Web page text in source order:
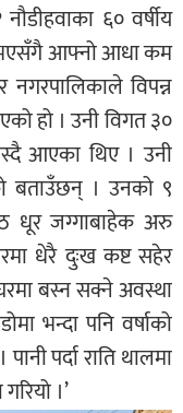
६० वर्षीय
भएसँगै आफ्नो आधा कम
विपन्न
हो । उनी विगत ३०
आएका थिए । उनी
। उनको ९
धूर जग्गाबाहेक अरु
धेरै दुःख कष्ट सहेर
बस्न सक्ने अवस्था
भन्दा पनि वर्षाको
पर्दा राति थालमा
।’